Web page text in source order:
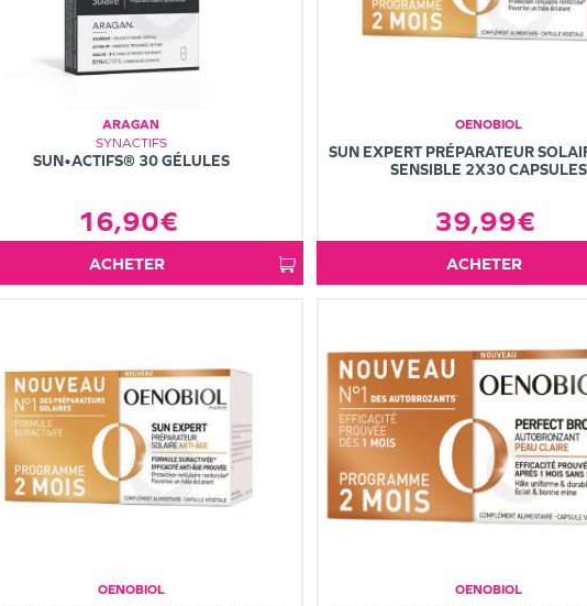
ARAGAN
SYNACTIFS
SUN•ACTIFS® 30 GÉLULES
16,90€
ACHETER
OENOBIOL
SUN EXPERT PRÉPARATEUR
SENSIBLE 2X30 CAPSULES
39,99€
ACHETER
OENOBIOL OENOBIOL